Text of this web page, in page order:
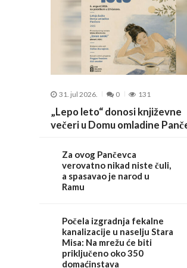
31. jul 2026. 0 131
„Lepo leto“ donosi književne
večeri u Domu omladine
Za ovog Pančevca
verovatno nikad niste čuli,
a spasavao je narod u
Ramu
Počela izgradnja fekalne
kanalizacije u naselju Stara
Misa: Na mrežu će biti
priključeno oko 350
domaćinstava